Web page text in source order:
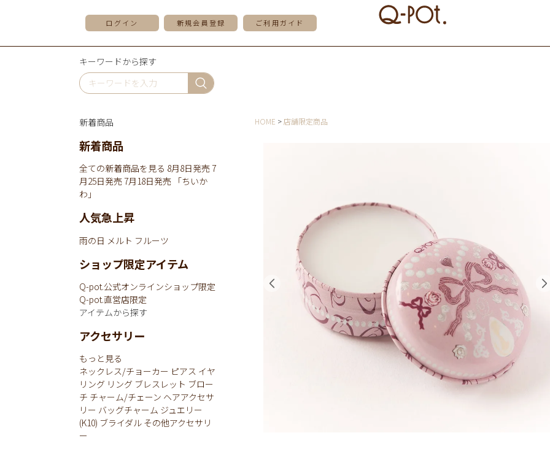
ログイン 新規会員登録 ご利用ガイド
キーワードから探す
HOME 店舗限定商品
新着商品
新着商品
全ての新着商品を見る 8月8日発売7
月25日発売7月18日発売 「ちいか
わ」
人気急上昇
雨の日 メルト フルーツ
ショップ限定アイテム
Q-pot.公式オンラインショップ限定
Q-pot.直営店限定
アイテムから探す
アクセサリー
もっと見る
ネックレス/チョーカー ピアス イヤ
リング リング ブレスレット ブロー
チ チャーム/チェーン ヘアアクセサ
リー バッグチャーム ジュエリー
(K10) ブライダル その他アクセサリ
ー